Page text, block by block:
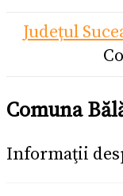
Județul
Comuna
Informaţii